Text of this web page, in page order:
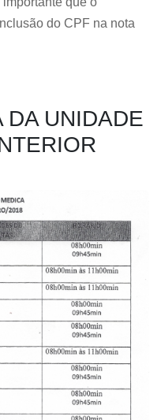
do CPF na nota
DA UNIDADE